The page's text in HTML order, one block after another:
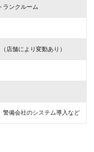
ランクルーム
店舗により変動あり）
警備会社のシステム導入など